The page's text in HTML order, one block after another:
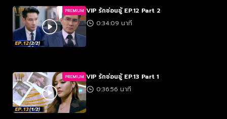
PREMIUM VIP รักซ่อนชู้ EP.12 Part 2
0:34:09 นาที
PREMIUM VIP รักซ่อนชู้ EP.13 Part 1
0:36:56 นาที